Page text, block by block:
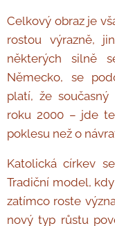
Celkový obraz je
rostou výrazně,
některých silně
Německo, se
platí, že
roku 2000 – jde
poklesu než o
Katolická církev
Tradiční model,
zatímco roste
nový typ růstu